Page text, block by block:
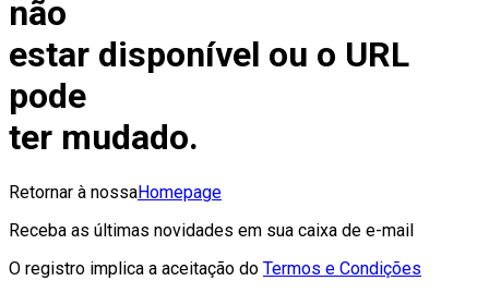
não
estar disponível ou o URL
pode
ter mudado.
Retornar à nossaHomepage
Receba as últimas novidades em sua caixa de e-mail
O registro implica a aceitação do Termos e Condições